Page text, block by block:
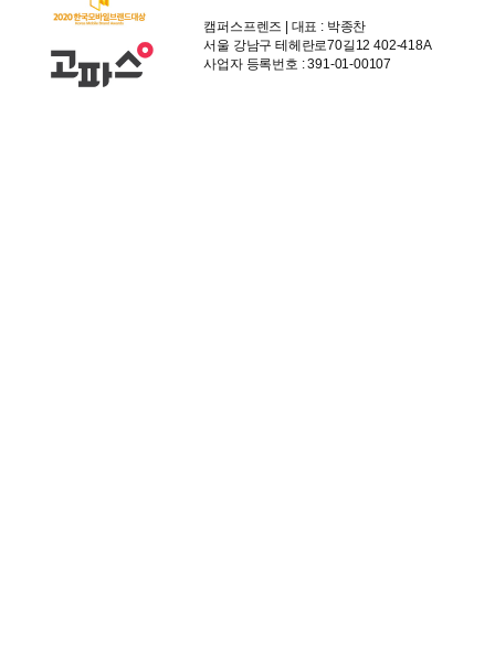
캠퍼스프렌즈 | 대표 : 박종찬
서울 강남구 테헤란로70길12 402-418A
사업자 등록번호 : 391-01-00107